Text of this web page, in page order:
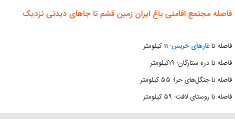
فاصله مجتمع اقامتی باغ ایران زمین قشم تا جاهای دیدنی نزدیک
فاصله تاغارهای خربس: ۱۱ کیلومتر
فاصله تا دره ستارگان: ۱۹کیلومتر
فاصله تا جنگل‌های حرا: ۵۵ کیلومتر
فاصله تا روستای لافت: ۵۹ کیلومتر